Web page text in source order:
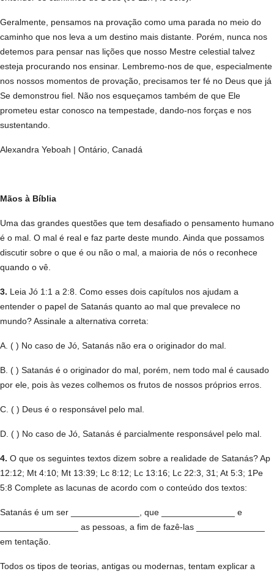
Geralmente, pensamos na provação como uma parada no meio do
caminho que nos leva a um destino mais distante. Porém, nunca nos
detemos para pensar nas lições que nosso Mestre celestial talvez
esteja procurando nos ensinar. Lembremo-nos de que, especialmente
nos nossos momentos de provação, precisamos ter fé no Deus que já
Se demonstrou fiel. Não nos esqueçamos também de que Ele
prometeu estar conosco na tempestade, dando-nos forças e nos
sustentando.
Alexandra Yeboah | Ontário, Canadá
Mãos à Bíblia
Uma das grandes questões que tem desafiado o pensamento humano
é o mal. O mal é real e faz parte deste mundo. Ainda que possamos
discutir sobre o que é ou não o mal, a maioria de nós o reconhece
quando o vê.
3. Leia Jó 1:1 a 2:8. Como esses dois capítulos nos ajudam a
entender o papel de Satanás quanto ao mal que prevalece no
mundo? Assinale a alternativa correta:
A. ( ) No caso de Jó, Satanás não era o originador do mal.
B. ( ) Satanás é o originador do mal, porém, nem todo mal é causado
por ele, pois às vezes colhemos os frutos de nossos próprios erros.
C. ( ) Deus é o responsável pelo mal.
D. ( ) No caso de Jó, Satanás é parcialmente responsável pelo mal.
4. O que os seguintes textos dizem sobre a realidade de Satanás? Ap
12:12; Mt 4:10; Mt 13:39; Lc 8:12; Lc 13:16; Lc 22:3, 31; At 5:3; 1Pe
5:8 Complete as lacunas de acordo com o conteúdo dos textos:
Satanás é um ser ______________, que _______________ e
________________ as pessoas, a fim de fazê-las ______________
em tentação.
Todos os tipos de teorias, antigas ou modernas, tentam explicar a